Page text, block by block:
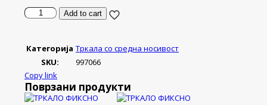
ТРКАЛО
75*31
119075
количина
Add to cart
Категорија Тркала со средна носивост
SKU:
997066
Copy link
Поврзани продукти